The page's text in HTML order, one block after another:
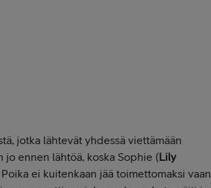
jotka lähtevät yhdessä viettämään
ennen lähtöä, koska Sophie (Lily
Poika ei kuitenkaan jää toimettomaksi vaan